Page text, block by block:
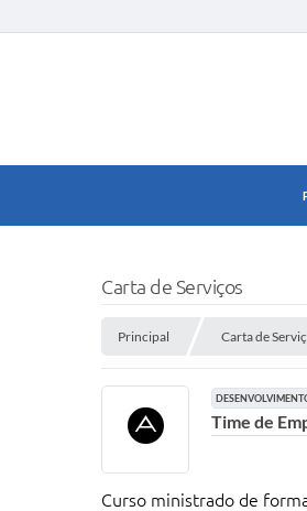
Carta de Serviços
Principal Carta de
Time de
Curso ministrado de